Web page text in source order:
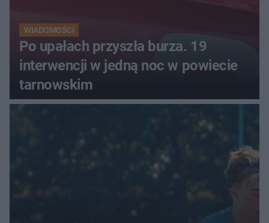
WIADOMOŚCI
Po upałach przyszła burza. 19
interwencji w jedną noc w powiecie
tarnowskim